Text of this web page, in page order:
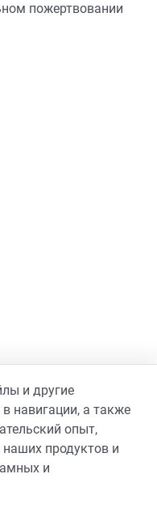
пожертвовании
и другие
навигации, а также
опыт,
продуктов и
и